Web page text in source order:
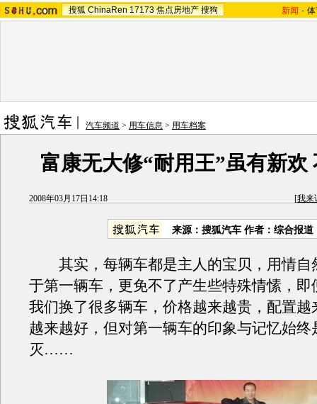
搜狐 ChinaRen 17173 焦点房地产 搜狗 新闻 -
汽车频道 > 用车信息 > 用车档案
富康无大修“耐用王”虽有新欢
2008年03月17日14:18 [我来
来源：搜狐汽车 作者：综合报道
其实，每辆车都是主人的宝贝，用情自
于第一辆车，更免不了产生些特殊情愫，即
我们换了很多辆车，价格越来越贵，配置越
越来越好，但对第一辆车的印象与记忆始终
灭……